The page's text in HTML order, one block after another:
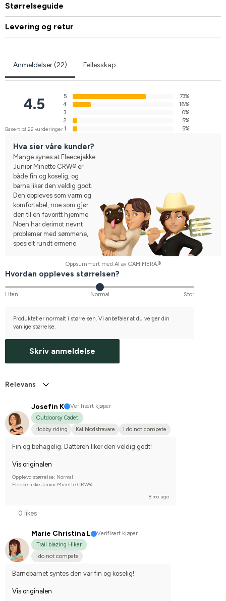
Størrelseguide
Levering og retur
Anmeldelser (22) Fellesskap
4.5
Basert på 22 vurderinger
5
73%
4
18%
3
0%
2
5%
1
5%
Hva sier våre kunder?
Mange synes at Fleecejakke
Junior Minette CRW® er
både fin og koselig, og
barna liker den veldig godt.
Den oppleves som varm og
komfortabel, noe som gjør
den til en favoritt hjemme.
Noen har derimot nevnt
problemer med sømmene,
spesielt rundt ermene.
Oppsummert med AI av GAMIFIERA.®
Hvordan oppleves størrelsen?
Liten Normal Stor
Produktet er normalt i størrelsen. Vi anbefaler at du velger din
vanlige størrelse.
Skriv anmeldelse
Relevans
Josefin K
Verifisert kjøper
Outdoorsy Cadet
Hobby riding
Kallblodstravare I do not compete
Fin og behagelig. Datteren liker den veldig godt!
Vis originalen
Opplevd størrelse: Normal
Fleecejakke Junior Minette CRW®
8 mo. ago
0 likes
Marie Christina L
Verifisert kjøper
Trail blazing Hiker
I do not compete
Barnebarnet syntes den var fin og koselig!
Vis originalen